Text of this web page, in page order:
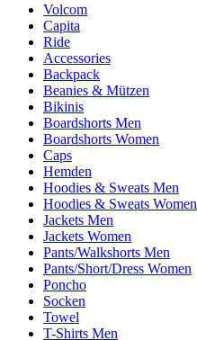
Volcom
Capita
Ride
Accessories
Backpack
Beanies & Mützen
Bikinis
Boardshorts Men
Boardshorts Women
Caps
Hemden
Hoodies & Sweats Men
Hoodies & Sweats Women
Jackets Men
Jackets Women
Pants/Walkshorts Men
Pants/Short/Dress Women
Poncho
Socken
Towel
T-Shirts Men